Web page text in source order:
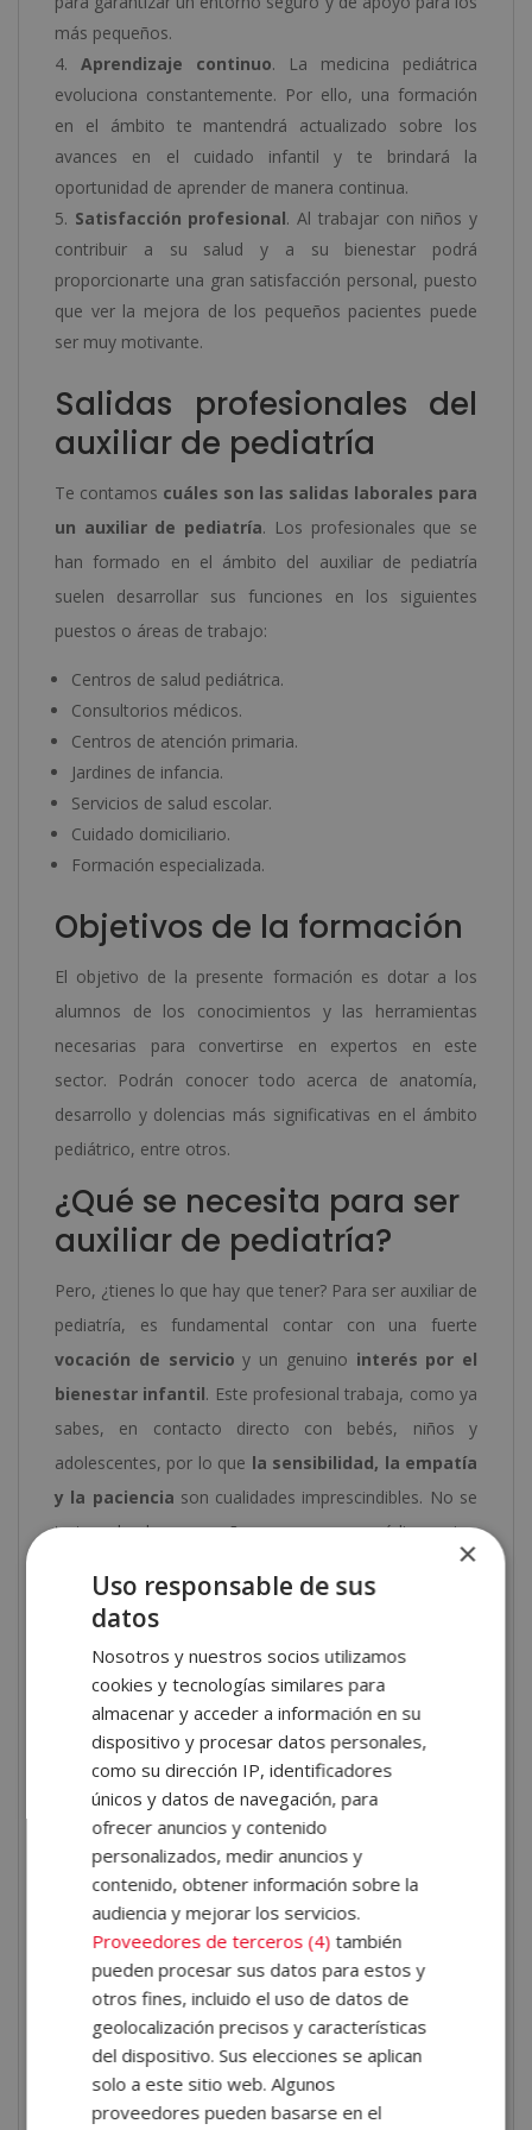
más pequeños.
Aprendizaje continuo. La medicina pediátrica
evoluciona constantemente. Por ello, una formación
en el ámbito te mantendrá actualizado sobre los
avances en el cuidado infantil y te brindará la
oportunidad de aprender de manera continua.
Satisfacción profesional. Al trabajar con niños y
contribuir a su salud y a su bienestar podrá
proporcionarte una gran satisfacción personal, puesto
que ver la mejora de los pequeños pacientes puede
ser muy motivante.
Salidas profesionales del
auxiliar de pediatría
Te contamos cuáles son las salidas laborales para
un auxiliar de pediatría. Los profesionales que se
han formado en el ámbito del auxiliar de pediatría
suelen desarrollar sus funciones en los siguientes
puestos o áreas de trabajo:
Centros de salud pediátrica.
Consultorios médicos.
Centros de atención primaria.
Jardines de infancia.
Servicios de salud escolar.
Cuidado domiciliario.
Formación especializada.
Objetivos de la formación
El objetivo de la presente formación es dotar a los
alumnos de los conocimientos y las herramientas
necesarias para convertirse en expertos en este
sector. Podrán conocer todo acerca de anatomía,
desarrollo y dolencias más significativas en el ámbito
pediátrico, entre otros.
¿Qué se necesita para ser
auxiliar de pediatría?
Pero, ¿tienes lo que hay que tener? Para ser auxiliar de
pediatría, es fundamental contar con una fuerte
vocación de servicio y un genuino interés por el
bienestar infantil. Este profesional trabaja, como ya
sabes, en contacto directo con bebés, niños y
adolescentes, por lo que la sensibilidad, la empatía
y la paciencia son cualidades imprescindibles. No se
trata solo de acompañar en procesos médicos, sino
de saber calmar a un niño asustado, animar a una
familia preocupada o adaptar la comunicación según
la edad del paciente.
También es clave eltrabajo en equipo
auxiliar de pediatría forma parte de un entorno
sanitario donde colaborar estrechamente con
pediatras, enfermeros y otros profesionales es crucial.
Saber escuchar, seguir instrucciones y mantener
una actitud proactivacontribuye a crear un
ambiente de confianza y eficacia.
organización y la atención al detalleson otras
cualidades que se necesitan para ser auxiliar de
pediatría. Cualquier descuido puede afectar
directamente al cuidado del paciente, por lo que se
espera responsabilidad y compromiso. Por último, una
actitud positiva y alegre puede marcar la diferencia
×
Uso responsable de sus
datos
Nosotros y nuestros socios utilizamos
cookies y tecnologías similares para
almacenar y acceder a información en su
dispositivo y procesar datos personales,
como su dirección IP, identificadores
únicos y datos de navegación, para
ofrecer anuncios y contenido
personalizados, medir anuncios y
contenido, obtener información sobre la
audiencia y mejorar los servicios.
Proveedores de terceros (4) también
pueden procesar sus datos para estos y
otros fines, incluido el uso de datos de
geolocalización precisos y características
del dispositivo. Sus elecciones se aplican
solo a este sitio web. Algunos
proveedores pueden basarse en el